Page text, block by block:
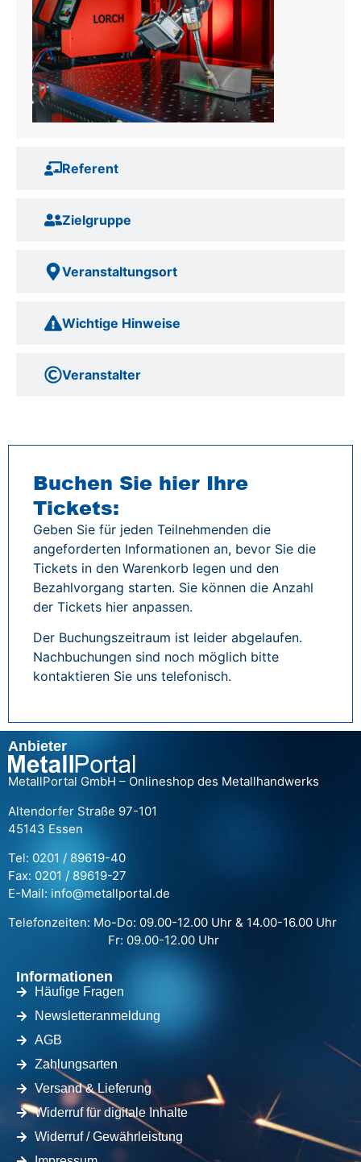
Referent
Zielgruppe
Veranstaltungsort
Wichtige Hinweise
Veranstalter
Buchen Sie hier Ihre
Tickets:
Geben Sie für jeden Teilnehmenden die
angeforderten Informationen an, bevor Sie die
Tickets in den Warenkorb legen und den
Bezahlvorgang starten. Sie können die Anzahl
der Tickets hier anpassen.
Der Buchungszeitraum ist leider abgelaufen.
Nachbuchungen sind noch möglich bitte
kontaktieren Sie uns telefonisch.
Anbieter
MetallPortal GmbH – Onlineshop des Metallhandwerks
Altendorfer Straße 97-101
45143 Essen
Tel: 0201 / 89619-40
Fax: 0201 / 89619-27
E-Mail: info@metallportal.de
Telefonzeiten: Mo-Do: 09.00-12.00 Uhr & 14.00-16.00 Uhr
Fr: 09.00-12.00 Uhr
Informationen
Häufige Fragen
Newsletteranmeldung
AGB
Zahlungsarten
Versand & Lieferung
Widerruf für digitale Inhalte
Widerruf / Gewährleistung